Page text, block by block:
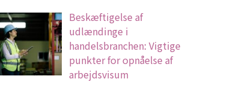
Beskæftigelse af
udlændinge i
handelsbranchen: Vigtige
punkter for opnåelse af
arbejdsvisum